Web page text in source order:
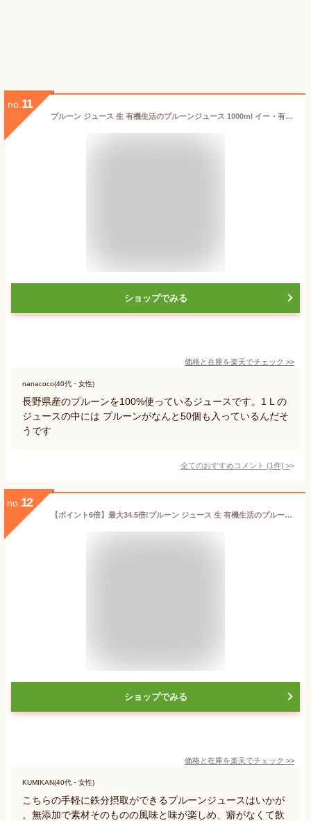
no. 11
プルーン ジュース 生 有機生活のプルーンジュース 1000ml イー・有機生活
ショップでみる
価格と在庫を楽天でチェック >>
nanacoco(40代・女性)
長野県産のプルーンを100%使っているジュースです。1 L の
ジュースの中には プルーンがなんと50個も入っているんだそ
うです
全てのおすすめコメント (1件) >
no. 12
【ポイント6倍】最大34.5倍!プルーン ジュース 生 有機生活のプルーンジュース 1000ml イー・有機生活
ショップでみる
価格と在庫を楽天でチェック >>
KUMIKAN(40代・女性)
こちらの手軽に鉄分摂取ができるプルーンジュースはいかが
。無添加で素材そのものの風味と味が楽しめ、癖がなくて飲